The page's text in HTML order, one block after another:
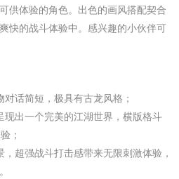
供体验的角色。出色的画风搭配契合
快的战斗体验中。感兴趣的小伙伴可
话简短，极具有古龙风格；
出一个完美的江湖世界，横版格斗
；
超强战斗打击感带来无限刺激体验，